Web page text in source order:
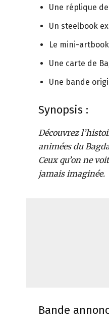
Une réplique
Un steelbook
Le mini-artbook
Une carte de
Une bande
Synopsis :
Découvrez
animées du
Ceux qu’on ne
jamais imaginée.
Bande